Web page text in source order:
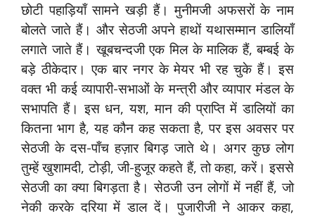
छोटी पहाड़ियाँ सामने खड़ी हैं। मुनीमजी अफसरों के नाम
बोलते जाते हैं। और सेठजी अपने हाथों यथासम्मान डालियाँ
लगाते जाते हैं। खूबचन्दजी एक मिल के मालिक हैं, बम्बई के
बड़े ठीकेदार। एक बार नगर के मेयर भी रह चुके हैं। इस
वक्त भी कई व्यापारी-सभाओं के मन्त्री और व्यापार मंडल के
सभापति हैं। इस धन, यश, मान की प्राप्ति में डालियों का
कितना भाग है, यह कौन कह सकता है, पर इस अवसर पर
सेठजी के दस-पाँच हज़ार बिगड़ जाते थे। अगर कुछ लोग
तुम्हें खुशामदी, टोड़ी, जी-हुजूर कहते हैं, तो कहा, करें। इससे
सेठजी का क्या बिगड़ता है। सेठजी उन लोगों में नहीं हैं, जो
नेकी करके दरिया में डाल दें। पुजारीजी ने आकर कहा,